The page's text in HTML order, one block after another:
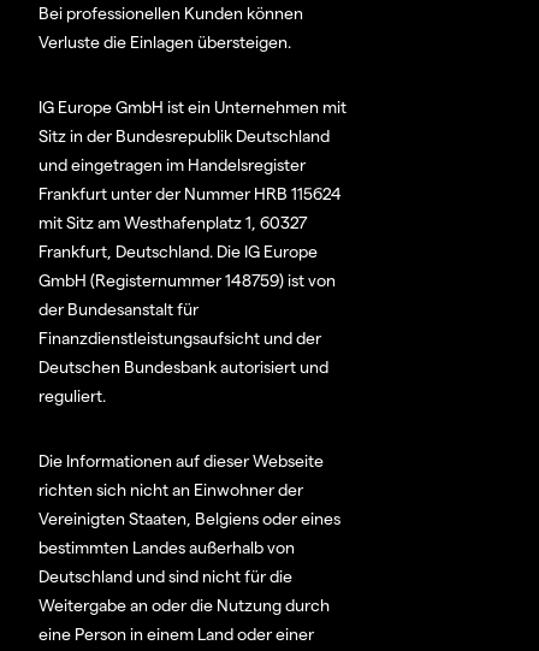
Bei professionellen Kunden können
Verluste die Einlagen übersteigen.
IG Europe GmbH ist ein Unternehmen mit
Sitz in der Bundesrepublik Deutschland
und eingetragen im Handelsregister
Frankfurt unter der Nummer HRB 115624
mit Sitz am Westhafenplatz 1, 60327
Frankfurt, Deutschland. Die IG Europe
GmbH (Registernummer 148759) ist von
der Bundesanstalt für
Finanzdienstleistungsaufsicht und der
Deutschen Bundesbank autorisiert und
reguliert.
Die Informationen auf dieser Webseite
richten sich nicht an Einwohner der
Vereinigten Staaten, Belgiens oder eines
bestimmten Landes außerhalb von
Deutschland und sind nicht für die
Weitergabe an oder die Nutzung durch
eine Person in einem Land oder einer